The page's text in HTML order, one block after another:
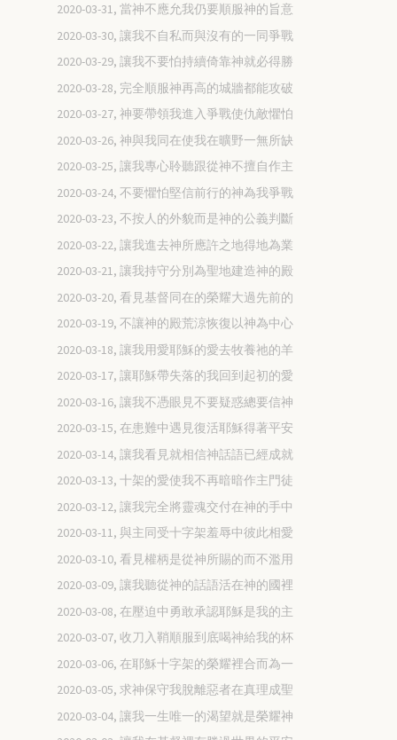
2020-03-31, 當神不應允我仍要順服神的旨意
2020-03-30, 讓我不自私而與沒有的一同爭戰
2020-03-29, 讓我不要怕持續倚靠神就必得勝
2020-03-28, 完全順服神再高的城牆都能攻破
2020-03-27, 神要帶領我進入爭戰使仇敵懼怕
2020-03-26, 神與我同在使我在曠野一無所缺
2020-03-25, 讓我專心聆聽跟從神不擅自作主
2020-03-24, 不要懼怕堅信前行的神為我爭戰
2020-03-23, 不按人的外貌而是神的公義判斷
2020-03-22, 讓我進去神所應許之地得地為業
2020-03-21, 讓我持守分別為聖地建造神的殿
2020-03-20, 看見基督同在的榮耀大過先前的
2020-03-19, 不讓神的殿荒涼恢復以神為中心
2020-03-18, 讓我用愛耶穌的愛去牧養祂的羊
2020-03-17, 讓耶穌帶失落的我回到起初的愛
2020-03-16, 讓我不憑眼見不要疑惑總要信神
2020-03-15, 在患難中遇見復活耶穌得著平安
2020-03-14, 讓我看見就相信神話語已經成就
2020-03-13, 十架的愛使我不再暗暗作主門徒
2020-03-12, 讓我完全將靈魂交付在神的手中
2020-03-11, 與主同受十字架羞辱中彼此相愛
2020-03-10, 看見權柄是從神所賜的而不濫用
2020-03-09, 讓我聽從神的話語活在神的國裡
2020-03-08, 在壓迫中勇敢承認耶穌是我的主
2020-03-07, 收刀入鞘順服到底喝神給我的杯
2020-03-06, 在耶穌十字架的榮耀裡合而為一
2020-03-05, 求神保守我脫離惡者在真理成聖
2020-03-04, 讓我一生唯一的渴望就是榮耀神